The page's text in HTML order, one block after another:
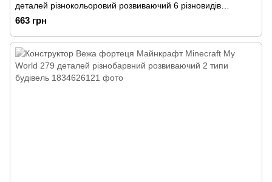
деталей різнокольоровий розвиваючий 6 різновидів
будівель
663 грн